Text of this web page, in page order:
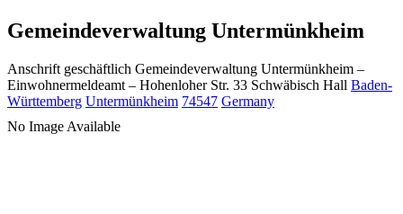
Gemeindeverwaltung Untermünkheim
Anschrift geschäftlich Gemeindeverwaltung Untermünkheim –
Einwohnermeldeamt – Hohenloher Str. 33 Schwäbisch Hall Baden-
Württemberg Untermünkheim 74547 Germany
No Image Available